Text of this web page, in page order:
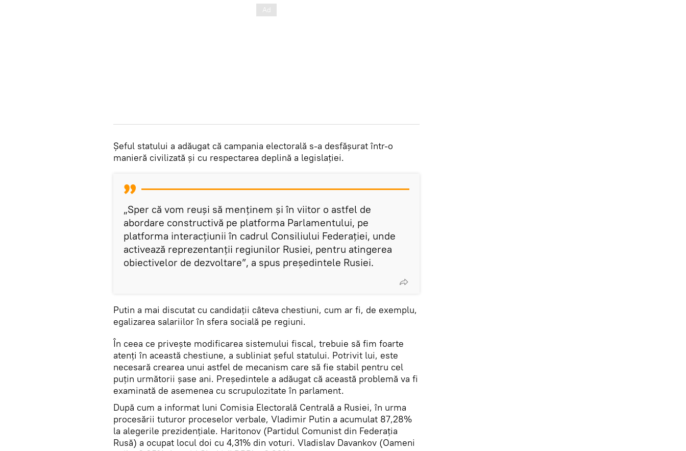
Șeful statului a adăugat că campania electorală s-a desfășurat într-o
manieră civilizată și cu respectarea deplină a legislației.
„Sper că vom reuși să menținem și în viitor o astfel de
abordare constructivă pe platforma Parlamentului, pe
platforma interacțiunii în cadrul Consiliului Federației, unde
activează reprezentanții regiunilor Rusiei, pentru atingerea
obiectivelor de dezvoltare”, a spus președintele Rusiei.
Putin a mai discutat cu candidații câteva chestiuni, cum ar fi, de exemplu,
egalizarea salariilor în sfera socială pe regiuni.
În ceea ce privește modificarea sistemului fiscal, trebuie să fim foarte
atenți în această chestiune, a subliniat șeful statului. Potrivit lui, este
necesară crearea unui astfel de mecanism care să fie stabil pentru cel
puțin următorii șase ani. Președintele a adăugat că această problemă va fi
examinată de asemenea cu scrupulozitate în parlament.
După cum a informat luni Comisia Electorală Centrală a Rusiei, în urma
procesării tuturor proceselor verbale, Vladimir Putin a acumulat 87,28%
la alegerile prezidențiale. Haritonov (Partidul Comunist din Federația
Rusă) a ocupat locul doi cu 4,31% din voturi. Vladislav Davankov (Oameni